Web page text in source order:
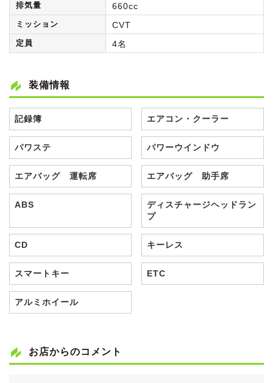
排気量 660cc
ミッション CVT
定員 4名
装備情報
記録簿 エアコン・クーラー
パワステ パワーウインドウ
エアバッグ 運転席 エアバッグ 助手席
ABS
ディスチャージヘッドラン
プ
CD キーレス
スマートキー ETC
アルミホイール
お店からのコメント